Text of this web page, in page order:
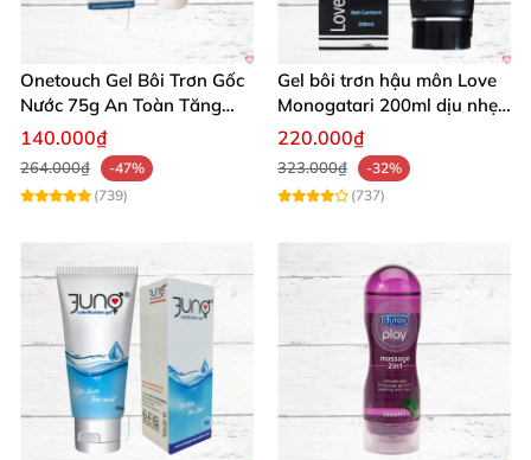
Onetouch Gel Bôi Trơn Gốc
Nước 75g An Toàn Tăng
Khoái Cảm
140.000₫
264.000₫
-47%
(739)
Gel bôi trơn hậu môn Love
Monogatari 200ml dịu nhẹ,
an toàn
220.000₫
323.000₫
-32%
(737)